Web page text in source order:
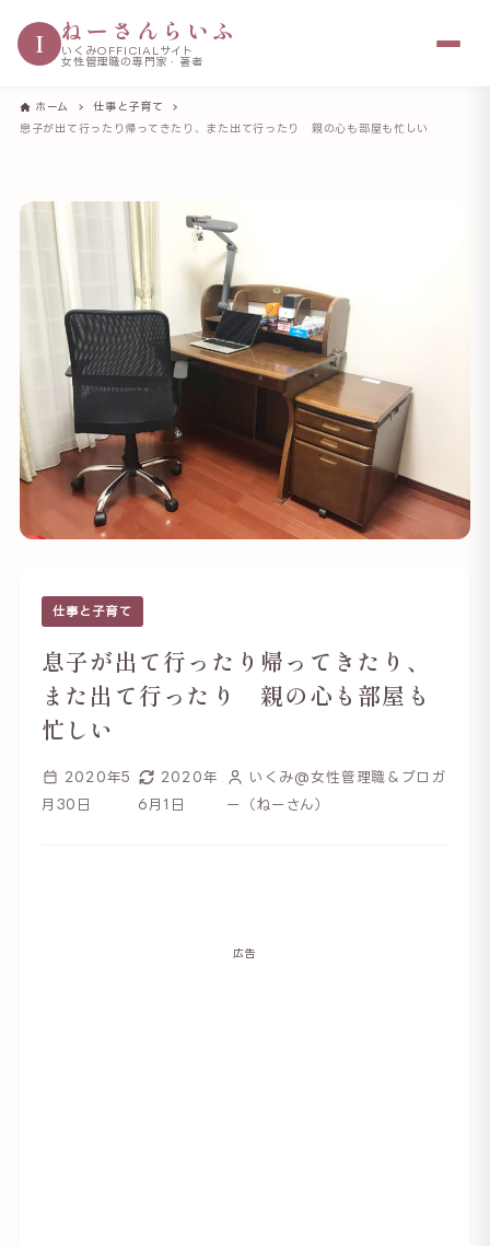
I ねーさんらいふ
いくみOFFICIALサイト
女性管理職の専門家・著者
ホーム
仕事と子育て
息子が出て行ったり帰ってきたり、また出て行ったり 親の心も部屋も忙しい
仕事と子育て
息子が出て行ったり帰ってきたり、
また出て行ったり 親の心も部屋も
忙しい
2020年5
月30日
2020年
6月1日
いくみ@女性管理職＆ブロガ
ー（ねーさん）
広告